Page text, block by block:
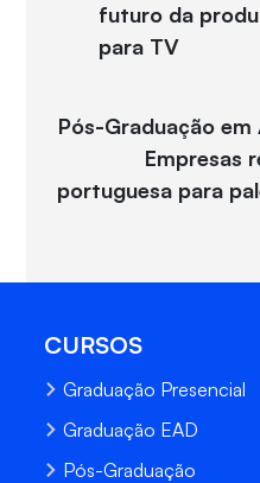
futuro da
para TV
Pós-Graduação
Empresas
portuguesa para
CURSOS
Graduação Presencial
Graduação EAD
Pós-Graduação